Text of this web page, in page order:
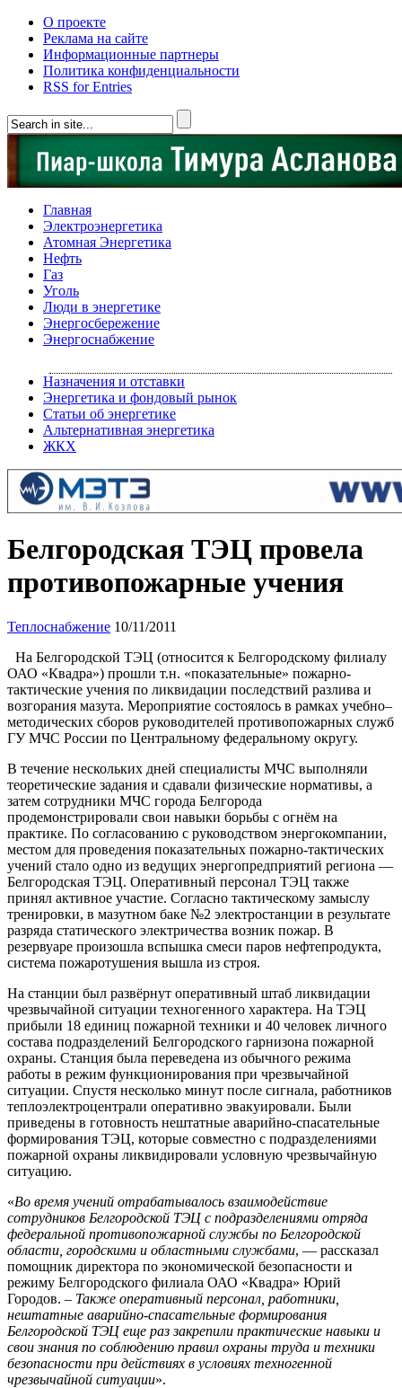
О проекте
Реклама на сайте
Информационные партнеры
Политика конфиденциальности
RSS for Entries
Главная
Электроэнергетика
Атомная Энергетика
Нефть
Газ
Уголь
Люди в энергетике
Энергосбережение
Энергоснабжение
Назначения и отставки
Энергетика и фондовый рынок
Статьи об энергетике
Альтернативная энергетика
ЖКХ
Белгородская ТЭЦ провела
противопожарные учения
Теплоснабжение 10/11/2011
На Белгородской ТЭЦ (относится к Белгородскому филиалу
ОАО «Квадра») прошли т.н. «показательные» пожарно-
тактические учения по ликвидации последствий разлива и
возгорания мазута. Мероприятие состоялось в рамках учебно–
методических сборов руководителей противопожарных служб
ГУ МЧС России по Центральному федеральному округу.
В течение нескольких дней специалисты МЧС выполняли
теоретические задания и сдавали физические нормативы, а
затем сотрудники МЧС города Белгорода
продемонстрировали свои навыки борьбы с огнём на
практике. По согласованию с руководством энергокомпании,
местом для проведения показательных пожарно-тактических
учений стало одно из ведущих энергопредприятий региона —
Белгородская ТЭЦ. Оперативный персонал ТЭЦ также
принял активное участие. Согласно тактическому замыслу
тренировки, в мазутном баке №2 электростанции в результате
разряда статического электричества возник пожар. В
резервуаре произошла вспышка смеси паров нефтепродукта,
система пожаротушения вышла из строя.
На станции был развёрнут оперативный штаб ликвидации
чрезвычайной ситуации техногенного характера. На ТЭЦ
прибыли 18 единиц пожарной техники и 40 человек личного
состава подразделений Белгородского гарнизона пожарной
охраны. Станция была переведена из обычного режима
работы в режим функционирования при чрезвычайной
ситуации. Спустя несколько минут после сигнала, работников
теплоэлектроцентрали оперативно эвакуировали. Были
приведены в готовность нештатные аварийно-спасательные
формирования ТЭЦ, которые совместно с подразделениями
пожарной охраны ликвидировали условную чрезвычайную
ситуацию.
«Во время учений отрабатывалось взаимодействие
сотрудников Белгородской ТЭЦ с подразделениями отряда
федеральной противопожарной службы по Белгородской
области, городскими и областными службами, — рассказал
помощник директора по экономической безопасности и
режиму Белгородского филиала ОАО «Квадра» Юрий
Городов. – Также оперативный персонал, работники,
нештатные аварийно-спасательные формирования
Белгородской ТЭЦ еще раз закрепили практические навыки и
свои знания по соблюдению правил охраны труда и техники
безопасности при действиях в условиях техногенной
чрезвычайной ситуации».